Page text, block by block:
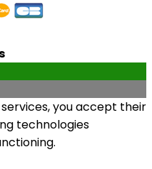
you accept their
technologies